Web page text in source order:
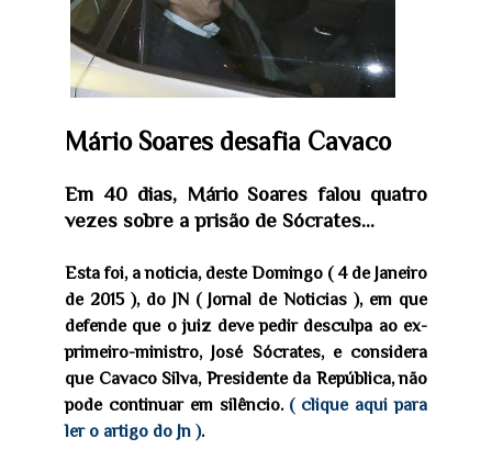
Mário Soares desafia Cavaco
Em 40 dias, Mário Soares falou quatro
vezes sobre a prisão de Sócrates...
Esta foi, a noticia, deste Domingo ( 4 de Janeiro
de 2015 ), do JN ( Jornal de Noticias ), em que
defende que o juiz deve pedir desculpa ao ex-
primeiro-ministro, José Sócrates, e considera
que Cavaco Silva, Presidente da República, não
pode continuar em silêncio. ( clique aqui para
ler o artigo do Jn ).